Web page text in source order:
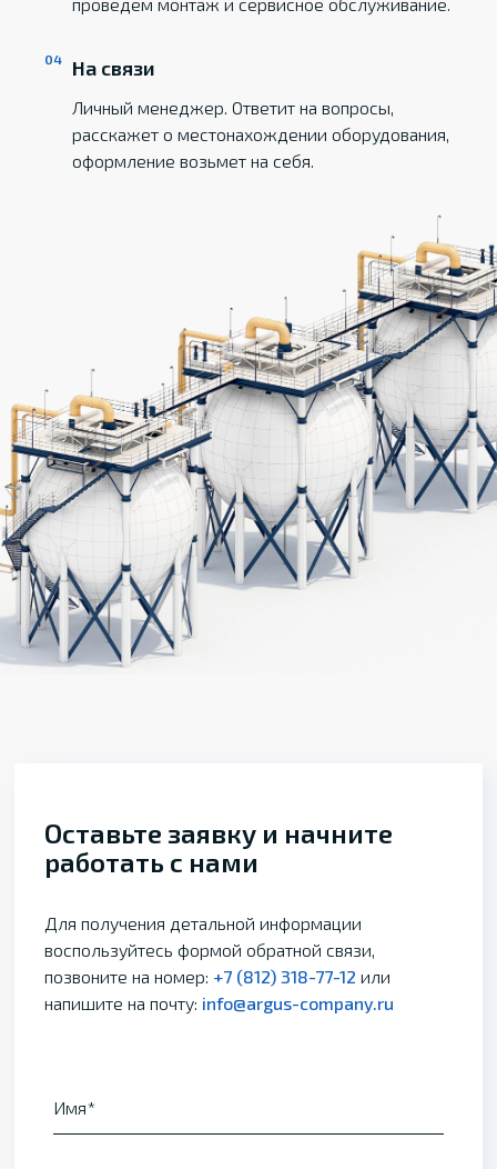
На связи
Личный менеджер. Ответит на вопросы,
расскажет о местонахождении оборудования,
оформление возьмет на себя.
Оставьте заявку и начните
работать с нами
Для получения детальной информации
воспользуйтесь формой обратной связи,
позвоните на номер: +7 (812) 318-77-12 или
напишите на почту: info@argus-company.ru
Имя